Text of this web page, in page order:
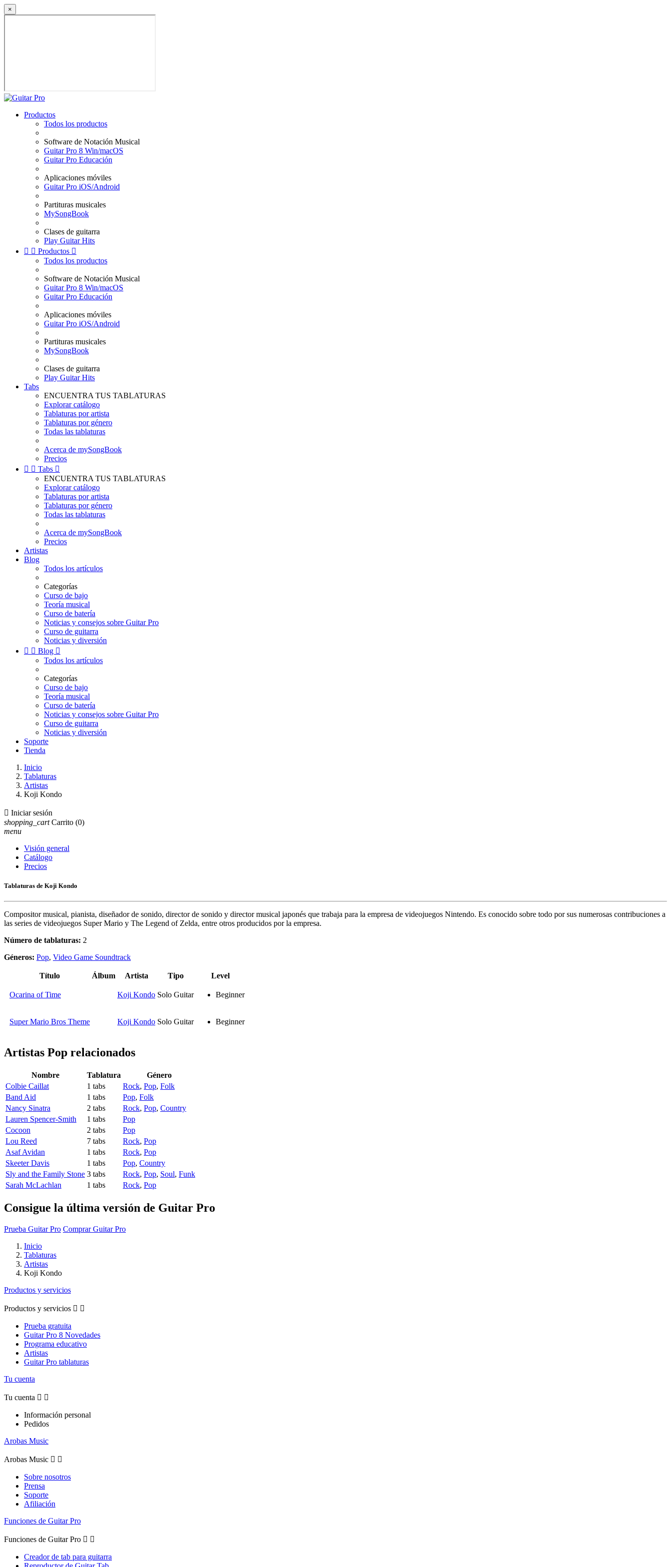
×
Productos
Todos los productos
Software de Notación Musical
Guitar Pro 8 Win/macOS
Guitar Pro Educación
Aplicaciones móviles
Guitar Pro iOS/Android
Partituras musicales
MySongBook
Clases de guitarra
Play Guitar Hits
  Productos 
Todos los productos
Software de Notación Musical
Guitar Pro 8 Win/macOS
Guitar Pro Educación
Aplicaciones móviles
Guitar Pro iOS/Android
Partituras musicales
MySongBook
Clases de guitarra
Play Guitar Hits
Tabs
ENCUENTRA TUS TABLATURAS
Explorar catálogo
Tablaturas por artista
Tablaturas por género
Todas las tablaturas
Acerca de mySongBook
Precios
  Tabs 
ENCUENTRA TUS TABLATURAS
Explorar catálogo
Tablaturas por artista
Tablaturas por género
Todas las tablaturas
Acerca de mySongBook
Precios
Artistas
Blog
Todos los artículos
Categorías
Curso de bajo
Teoría musical
Curso de batería
Noticias y consejos sobre Guitar Pro
Curso de guitarra
Noticias y diversión
  Blog 
Todos los artículos
Categorías
Curso de bajo
Teoría musical
Curso de batería
Noticias y consejos sobre Guitar Pro
Curso de guitarra
Noticias y diversión
Soporte
Tienda
Inicio
Tablaturas
Artistas
Koji Kondo
 Iniciar sesión
shopping_cart Carrito (0)
menu
Visión general
Catálogo
Precios
Tablaturas de Koji Kondo
Compositor musical, pianista, diseñador de sonido, director de sonido y director musical japonés que trabaja para la empresa de videojuegos Nintendo. Es conocido sobre todo por sus numerosas contribuciones a
las series de videojuegos Super Mario y The Legend of Zelda, entre otros producidos por la empresa.
Número de tablaturas: 2
Géneros: Pop, Video Game Soundtrack
Título Álbum Artista Tipo Level
Ocarina of Time Koji Kondo Solo Guitar Beginner
Super Mario Bros Theme Koji Kondo Solo Guitar Beginner
Artistas Pop relacionados
Nombre Tablatura
Género
Colbie Caillat
1 tabs Rock, Pop, Folk
Band Aid
1 tabs Pop, Folk
Nancy Sinatra
2 tabs Rock, Pop, Country
Lauren Spencer-Smith
1 tabs
Pop
Cocoon
2 tabs
Pop
Lou Reed
7 tabs Rock, Pop
Asaf Avidan
1 tabs Rock, Pop
Skeeter Davis
1 tabs Pop, Country
Sly and the Family Stone 3 tabs Rock, Pop, Soul, Funk
Sarah McLachlan
1 tabs Rock, Pop
Consigue la última versión de Guitar Pro
Prueba Guitar Pro Comprar Guitar Pro
Inicio
Tablaturas
Artistas
Koji Kondo
Productos y servicios
Productos y servicios  
Prueba gratuita
Guitar Pro 8 Novedades
Programa educativo
Artistas
Guitar Pro tablaturas
Tu cuenta
Tu cuenta  
Información personal
Pedidos
Arobas Music
Arobas Music  
Sobre nosotros
Prensa
Soporte
Afiliación
Funciones de Guitar Pro
Funciones de Guitar Pro  
Creador de tab para guitarra